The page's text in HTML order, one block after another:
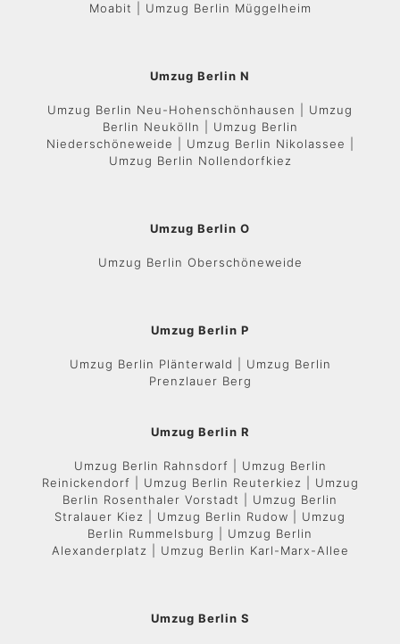
Moabit | Umzug Berlin Müggelheim
Umzug Berlin N
Umzug Berlin Neu-Hohenschönhausen | Umzug
Berlin Neukölln | Umzug Berlin
Niederschöneweide | Umzug Berlin Nikolassee |
Umzug Berlin Nollendorfkiez
Umzug Berlin O
Umzug Berlin Oberschöneweide
Umzug Berlin P
Umzug Berlin Plänterwald | Umzug Berlin
Prenzlauer Berg
Umzug Berlin R
Umzug Berlin Rahnsdorf | Umzug Berlin
Reinickendorf | Umzug Berlin Reuterkiez | Umzug
Berlin Rosenthaler Vorstadt | Umzug Berlin
Stralauer Kiez | Umzug Berlin Rudow | Umzug
Berlin Rummelsburg | Umzug Berlin
Alexanderplatz | Umzug Berlin Karl-Marx-Allee
Umzug Berlin S